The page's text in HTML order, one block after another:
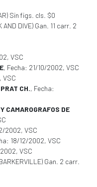
Sin figs. cls. $0
AND DIVE) Gan. 11 carr. 2
VSC
, Fecha: 21/10/2002, VSC
VSC
CH., Fecha:
CAMAROGRAFOS DE
2002, VSC
18/12/2002, VSC
VSC
Gan. 2 carr.